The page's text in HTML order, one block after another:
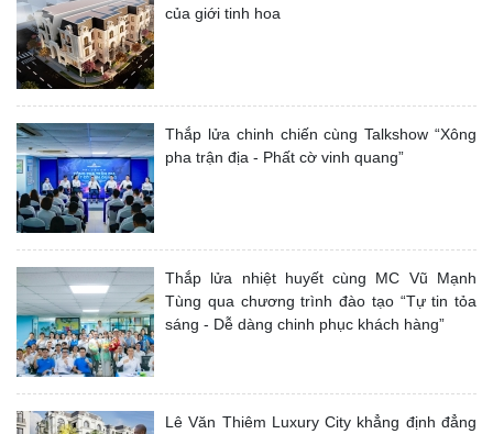
của giới tinh hoa
Thắp lửa chinh chiến cùng Talkshow “Xông
pha trận địa - Phất cờ vinh quang”
Thắp lửa nhiệt huyết cùng MC Vũ Mạnh
Tùng qua chương trình đào tạo “Tự tin tỏa
sáng - Dễ dàng chinh phục khách hàng”
Lê Văn Thiêm Luxury City khẳng định đẳng